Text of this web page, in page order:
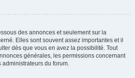
des annonces et seulement sur la
Elles sont souvent assez importantes et il
dès que vous en avez la possibilité. Tout
générales, les permissions concernant
du forum.